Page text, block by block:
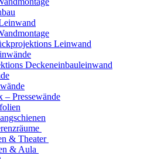
Leinwand
Deckeneinbauleinwand
– Pressewände
& Theater
& Aula